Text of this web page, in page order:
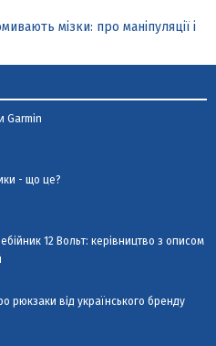
мізки: про маніпуляції і
Garmin
- що це?
12 Вольт: керівництво з описом
рюкзаки від українського бренду